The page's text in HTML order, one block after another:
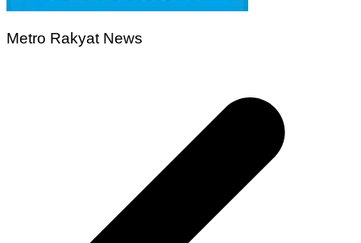
Metro Rakyat News